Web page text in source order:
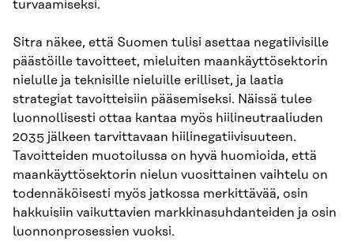
turvaamiseksi.
Sitra näkee, että Suomen tulisi asettaa negatiivisille
päästöille tavoitteet, mieluiten maankäyttösektorin
nielulle ja teknisille nieluille erilliset, ja laatia
strategiat tavoitteisiin pääsemiseksi. Näissä tulee
luonnollisesti ottaa kantaa myös hiilineutraaliuden
2035 jälkeen tarvittavaan hiilinegatiivisuuteen.
Tavoitteiden muotoilussa on hyvä huomioida, että
maankäyttösektorin nielun vuosittainen vaihtelu on
todennäköisesti myös jatkossa merkittävää, osin
hakkuisiin vaikuttavien markkinasuhdanteiden ja osin
luonnonprosessien vuoksi.